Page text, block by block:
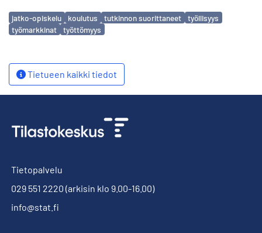
Avainsanat
jatko-opiskelu koulutus tutkinnon suorittaneet
työllisyys
työmarkkinat
työttömyys
Tietueen kaikki tiedot
Tietopalvelu
029 551 2220 (arkisin klo 9.00-16.00)
info@stat.fi